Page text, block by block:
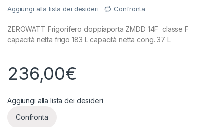
Aggiungi alla lista dei desideri Confronta
ZEROWATT Frigorifero doppiaporta ZMDD 14F classe F
capacità netta frigo 183 L capacità netta cong. 37 L
236,00€
Aggiungi alla lista dei desideri
Confronta